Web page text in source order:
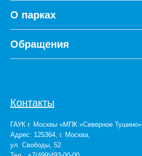
О парках
Обращения
Контакты
ГАУК г. Москвы «МПК «Северное Тушино»
Адрес: 125364, г. Москва,
ул. Свободы, 52